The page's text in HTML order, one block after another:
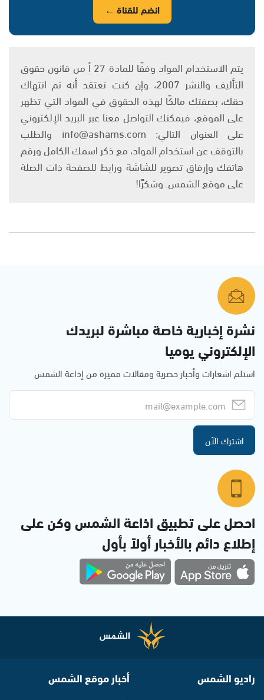
انضم للقناة ←
يتم الاستخدام المواد وفقًا للمادة 27 أ من قانون حقوق
التأليف والنشر 2007، وإن كنت تعتقد أنه تم انتهاك
حقك، بصفتك مالكًا لهذه الحقوق في المواد التي تظهر
على الموقع، فيمكنك التواصل معنا عبر البريد الإلكتروني
على العنوان التالي: info@ashams.com والطلب
بالتوقف عن استخدام المواد، مع ذكر اسمك الكامل ورقم
هاتفك وإرفاق تصوير للشاشة ورابط للصفحة ذات الصلة
على موقع الشمس. وشكرًا!
نشرة إخبارية خاصة مباشرة لبريدك
الإلكتروني يوميا
استلم اشعارات وأخبار حصرية ومقالات مميزة من إذاعة الشمس
اشترك الآن
احصل على تطبيق اذاعة الشمس وكن على
إطلاع دائم بالأخبار أولاً بأول
راديو الشمس أخبار موقع الشمس